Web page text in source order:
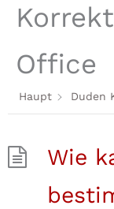
Office
Haupt Duden
Wie